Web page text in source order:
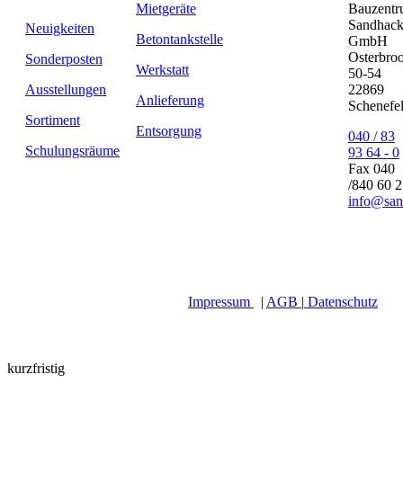
Neuigkeiten
Sonderposten
Ausstellungen
Sortiment
Schulungsräume
Mietgeräte
Betontankstelle
Werkstatt
Anlieferung
Entsorgung
Sandhack
GmbH
50-54
22869
040 / 83
93 64 - 0
Fax 040
/840 60
Impressum | AGB | Datenschutz
kurzfristig